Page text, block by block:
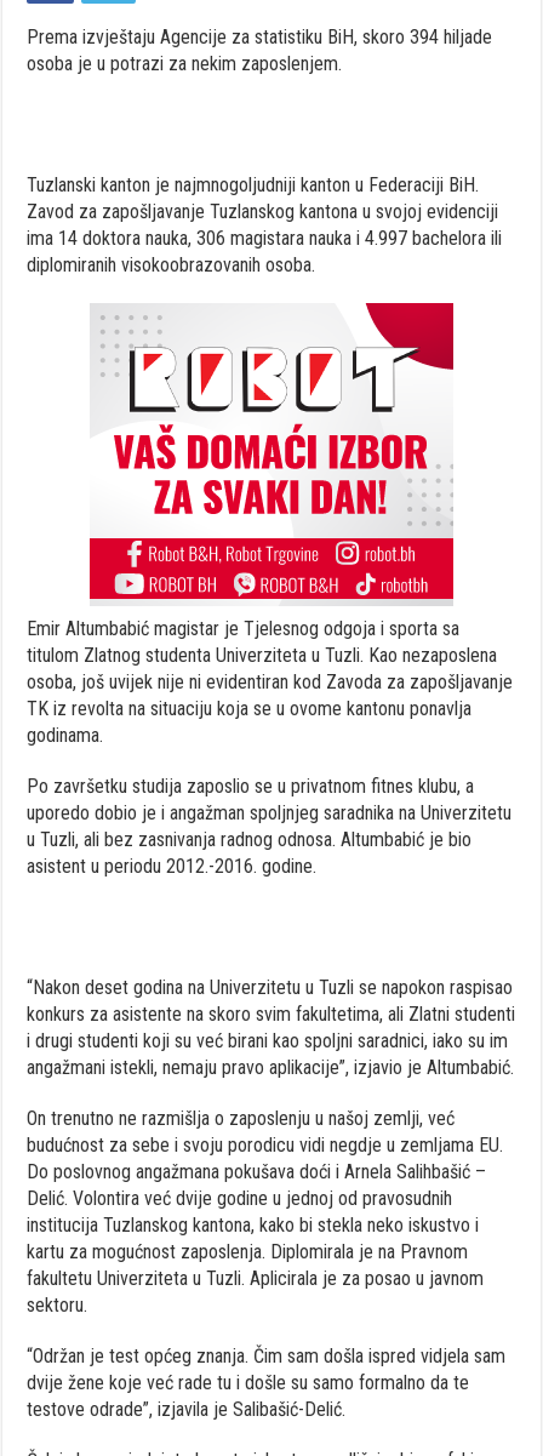
Prema izvještaju Agencije za statistiku BiH, skoro 394 hiljade
osoba je u potrazi za nekim zaposlenjem.
Tuzlanski kanton je najmnogoljudniji kanton u Federaciji BiH.
Zavod za zapošljavanje Tuzlanskog kantona u svojoj evidenciji
ima 14 doktora nauka, 306 magistara nauka i 4.997 bachelora ili
diplomiranih visokoobrazovanih osoba.
Emir Altumbabić magistar je Tjelesnog odgoja i sporta sa
titulom Zlatnog studenta Univerziteta u Tuzli. Kao nezaposlena
osoba, još uvijek nije ni evidentiran kod Zavoda za zapošljavanje
TK iz revolta na situaciju koja se u ovome kantonu ponavlja
godinama.
Po završetku studija zaposlio se u privatnom fitnes klubu, a
uporedo dobio je i angažman spoljnjeg saradnika na Univerzitetu
u Tuzli, ali bez zasnivanja radnog odnosa. Altumbabić je bio
asistent u periodu 2012.-2016. godine.
“Nakon deset godina na Univerzitetu u Tuzli se napokon raspisao
konkurs za asistente na skoro svim fakultetima, ali Zlatni studenti
i drugi studenti koji su već birani kao spoljni saradnici, iako su im
angažmani istekli, nemaju pravo aplikacije”, izjavio je Altumbabić.
On trenutno ne razmišlja o zaposlenju u našoj zemlji, već
budućnost za sebe i svoju porodicu vidi negdje u zemljama EU.
Do poslovnog angažmana pokušava doći i Arnela Salihbašić –
Delić. Volontira već dvije godine u jednoj od pravosudnih
institucija Tuzlanskog kantona, kako bi stekla neko iskustvo i
kartu za mogućnost zaposlenja. Diplomirala je na Pravnom
fakultetu Univerziteta u Tuzli. Aplicirala je za posao u javnom
sektoru.
“Održan je test općeg znanja. Čim sam došla ispred vidjela sam
dvije žene koje već rade tu i došle su samo formalno da te
testove odrade”, izjavila je Salibašić-Delić.